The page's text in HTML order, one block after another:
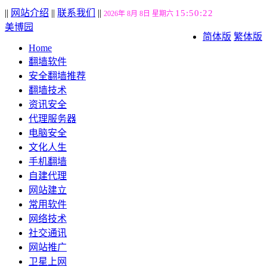
|| 网站介绍 || 联系我们 || 2026年 8月 8日 星期六 15:50:23
简体版 繁体版
美博园
Home
翻墙软件
安全翻墙推荐
翻墙技术
资讯安全
代理服务器
电脑安全
文化人生
手机翻墙
自建代理
网站建立
常用软件
网络技术
社交通讯
网站推广
卫星上网